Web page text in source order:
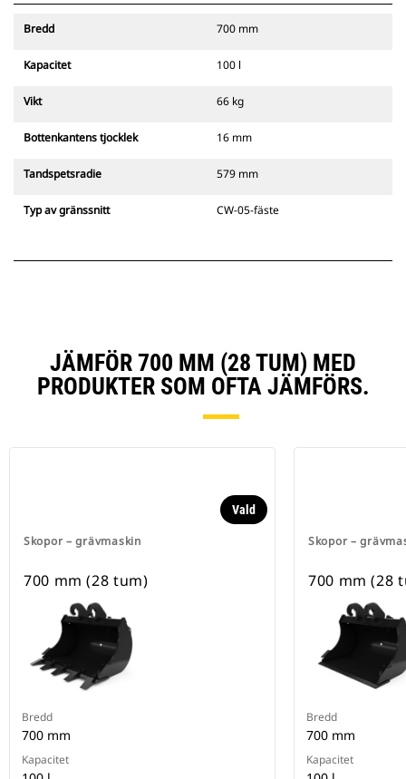
Bredd 700 mm
Kapacitet 100 l
Vikt 66 kg
Bottenkantens tjocklek 16 mm
Tandspetsradie 579 mm
Typ av gränssnitt CW-05-fäste
JÄMFÖR 700 MM (28 TUM) MED
PRODUKTER SOM OFTA JÄMFÖRS.
Skopor – grävmaskin
Vald
700 mm (28 tum)
Bredd
700 mm
Kapacitet
Skopor –
700 mm (28
Bredd
700 mm
Kapacitet